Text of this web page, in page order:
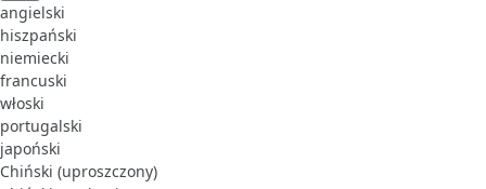
angielski
hiszpański
niemiecki
francuski
włoski
portugalski
japoński
Chiński (uproszczony)